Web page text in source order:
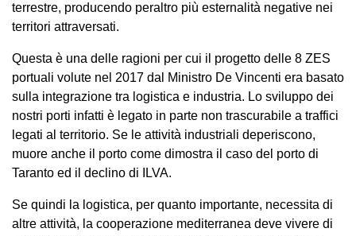
terrestre, producendo peraltro più esternalità negative nei
territori attraversati.
Questa è una delle ragioni per cui il progetto delle 8 ZES
portuali volute nel 2017 dal Ministro De Vincenti era basato
sulla integrazione tra logistica e industria. Lo sviluppo dei
nostri porti infatti è legato in parte non trascurabile a traffici
legati al territorio. Se le attività industriali deperiscono,
muore anche il porto come dimostra il caso del porto di
Taranto ed il declino di ILVA.
Se quindi la logistica, per quanto importante, necessita di
altre attività, la cooperazione mediterranea deve vivere di